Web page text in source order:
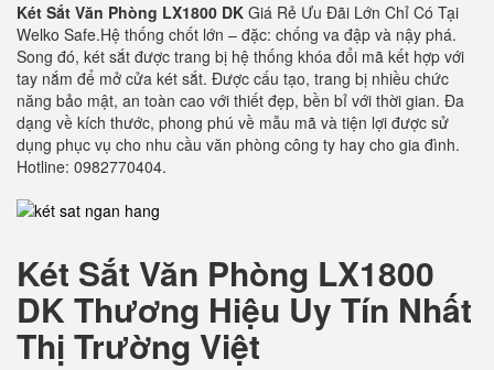
Két Sắt Văn Phòng LX1800 DK Giá Rẻ Ưu Đãi Lớn Chỉ Có Tại
Welko Safe.Hệ thống chốt lớn – đặc: chống va đập và nậy phá.
Song đó, két sắt được trang bị hệ thống khóa đổi mã kết hợp với
tay nắm để mở cửa két sắt. Được cấu tạo, trang bị nhiều chức
năng bảo mật, an toàn cao với thiết đẹp, bền bỉ với thời gian. Đa
dạng về kích thước, phong phú về mẫu mã và tiện lợi được sử
dụng phục vụ cho nhu cầu văn phòng công ty hay cho gia đình.
Hotline: 0982770404.
Két Sắt Văn Phòng LX1800
DKThương Hiệu Uy Tín Nhất
Thị Trường Việt